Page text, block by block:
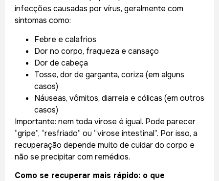
infecções causadas por vírus, geralmente com
sintomas como:
Febre e calafrios
Dor no corpo, fraqueza e cansaço
Dor de cabeça
Tosse, dor de garganta, coriza (em alguns
casos)
Náuseas, vômitos, diarreia e cólicas (em outros
casos)
Importante: nem toda virose é igual. Pode parecer
“gripe”, “resfriado” ou “virose intestinal”. Por isso, a
recuperação depende muito de cuidar do corpo e
não se precipitar com remédios.
Como se recuperar mais rápido: o que